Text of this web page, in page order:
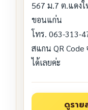
567 ม.7 ต.แดง
ขอนแก่น
โทร. 063-313-
สแกน QR
ได้เลยค่ะ